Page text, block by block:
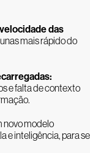
das
mais rápido do
e falta de contexto
novo modelo
e inteligência, para se